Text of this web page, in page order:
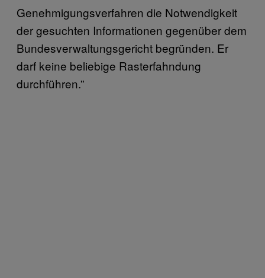
Genehmigungsverfahren die Notwendigkeit
der gesuchten Informationen gegenüber dem
Bundesverwaltungsgericht begründen. Er
darf keine beliebige Rasterfahndung
durchführen.”